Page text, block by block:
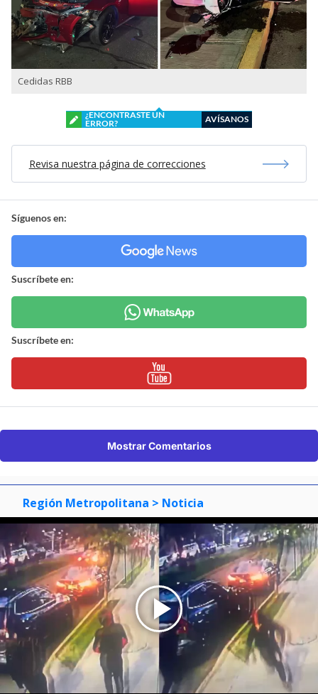
Cedidas RBB
¿ENCONTRASTE UN
ERROR?
AVÍSANOS
Revisa nuestra página de correcciones
Síguenos en:
Suscríbete en:
Suscríbete en:
Mostrar Comentarios
Región Metropolitana > Noticia